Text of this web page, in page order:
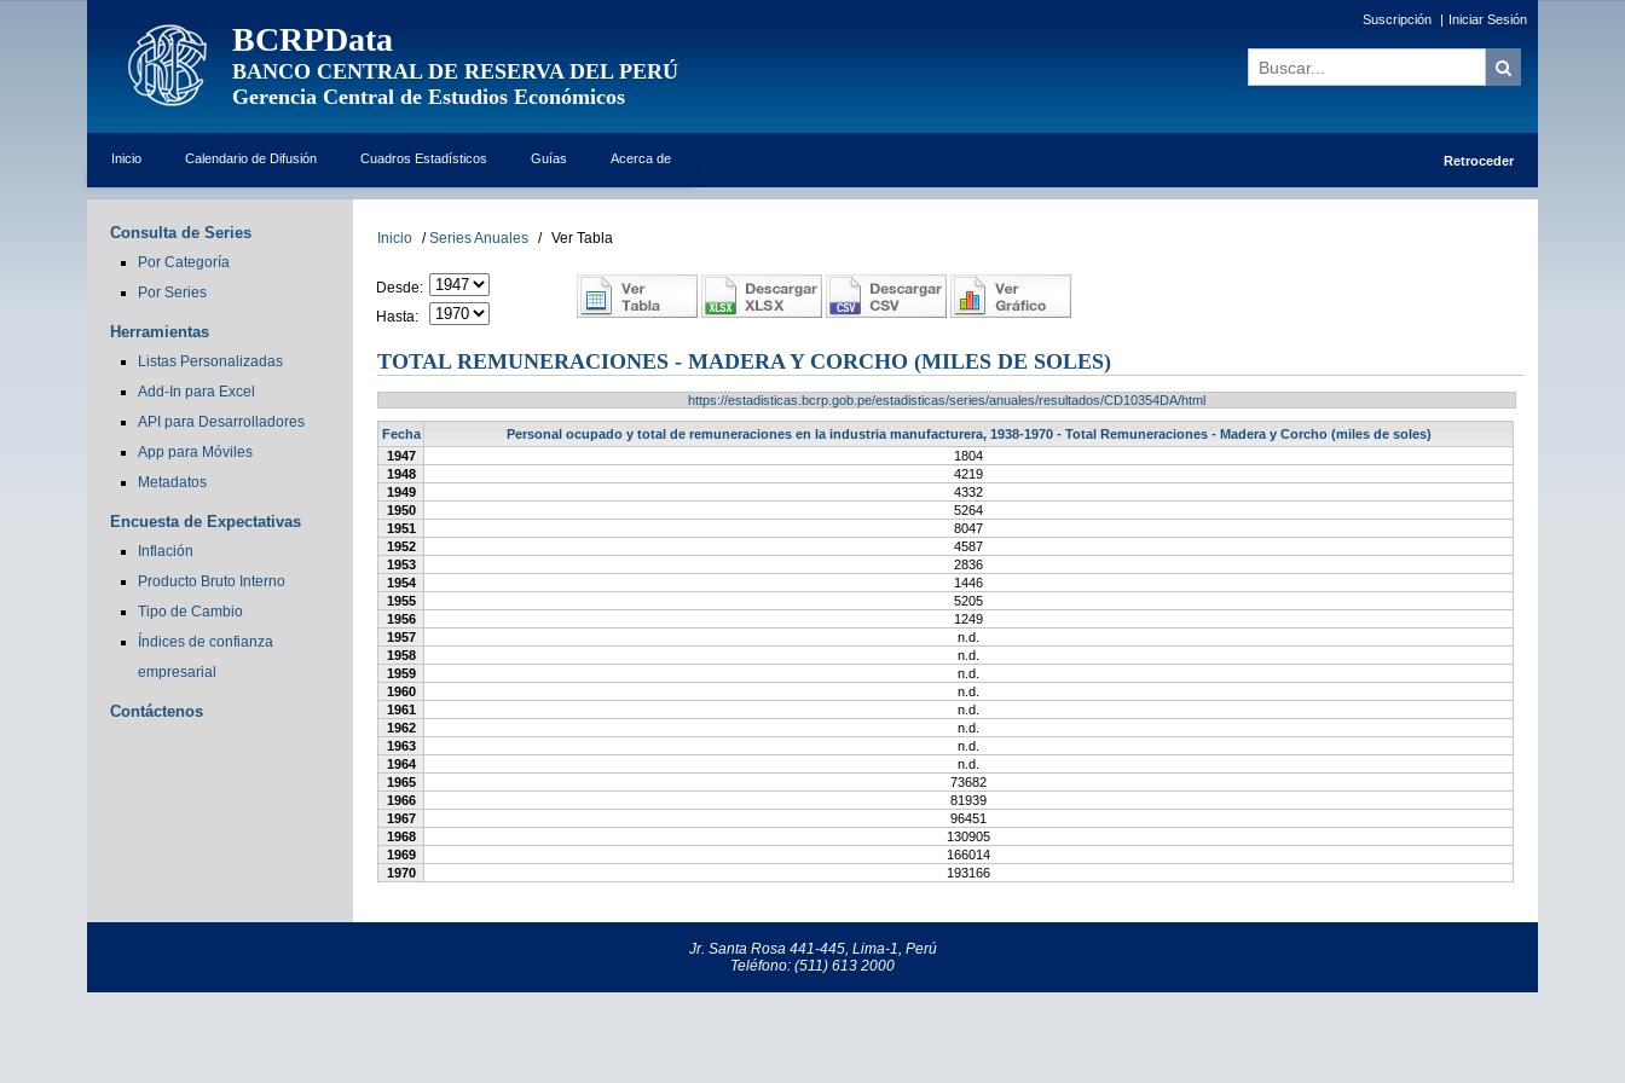
BCRPData
BANCO CENTRAL DE RESERVA DEL PERÚ
Gerencia Central de Estudios Económicos
Suscripción | Iniciar Sesión
Inicio Calendario de Difusión Cuadros Estadísticos Guías Acerca de Retroceder
Consulta de Series
Por Categoría
Por Series
Herramientas
Listas Personalizadas
Add-In para Excel
API para Desarrolladores
App para Móviles
Metadatos
Encuesta de Expectativas
Inflación
Producto Bruto Interno
Tipo de Cambio
Índices de confianza
empresarial
Contáctenos
Inicio / Series Anuales / Ver Tabla
Desde:
Hasta:
TOTAL REMUNERACIONES - MADERA Y CORCHO (MILES DE SOLES)
https://estadisticas.bcrp.gob.pe/estadisticas/series/anuales/resultados/CD10354DA/html
Fecha
Personal ocupado y total de remuneraciones en la industria manufacturera, 1938-1970 - Total Remuneraciones - Madera y Corcho (miles de soles)
1947
1804
1948
4219
1949
4332
1950
5264
1951
8047
1952
4587
1953
2836
1954
1446
1955
5205
1956
1249
1957
n.d.
1958
n.d.
1959
n.d.
1960
n.d.
1961
n.d.
1962
n.d.
1963
n.d.
1964
n.d.
1965
73682
1966
81939
1967
96451
1968
130905
1969
166014
1970
193166
Jr. Santa Rosa 441-445, Lima-1, Perú
Teléfono: (511) 613 2000